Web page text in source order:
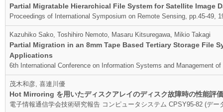
Partial Migratable Hierarchical File System for Satellite Image
Proceedings of International Symposium on Remote Sensing, pp.45-49,
Kazuhiko Sako, Toshihiro Nemoto, Masaru Kitsuregawa, Mikio Takagi
Partial Migration in an 8mm Tape Based Tertiary Storage File
Applications
6th International Conference on Information Systems and Management
茂木和彦, 喜連川優
Hot Mirroring を用いたディスクアレイのディスク故障時の性能評価
電子情報通信学会技術研究報告 コンピュータシステム CPSY95-82 (デー